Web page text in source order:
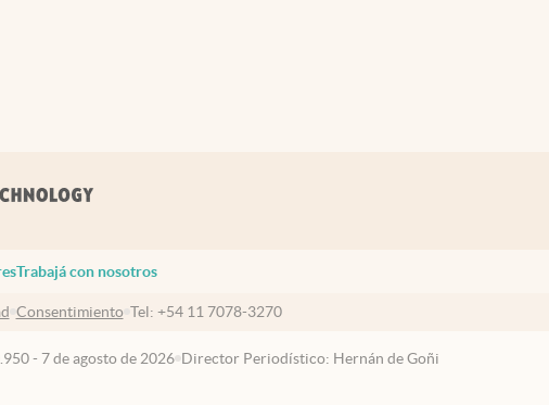
Trabajá con nosotros
Consentimiento Tel: +54 11 7078-3270
- 7 de agosto de 2026 Director Periodístico: Hernán de Goñi